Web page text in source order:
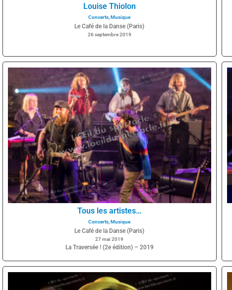
Louise Thiolon
Concerts, Musique
Le Café de la Danse (Paris)
26 septembre 2019
Tous les artistes…
Concerts, Musique
Le Café de la Danse (Paris)
27 mai 2019
La Traversée ! (2e édition) – 2019